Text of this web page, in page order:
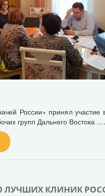
России» принял участие
групп Дальнего Востока ….
ЛУЧШИХ КЛИНИК